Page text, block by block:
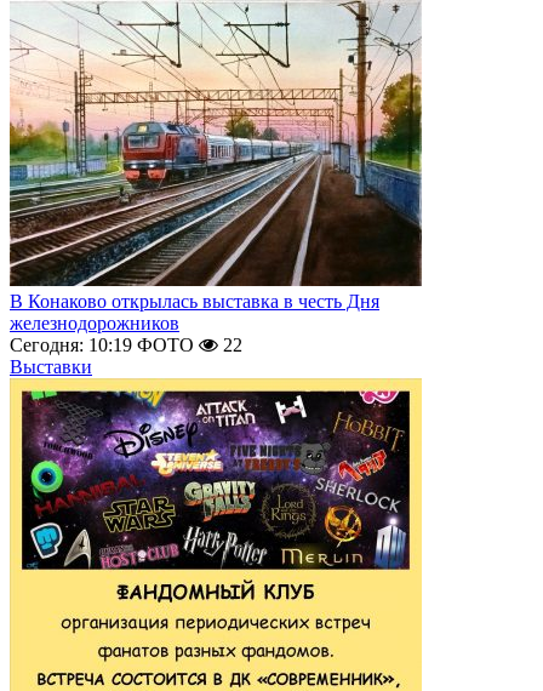
В Конаково открылась выставка в честь Дня
железнодорожников
Сегодня: 10:19 ФОТО
22
Выставки